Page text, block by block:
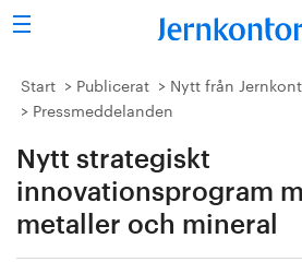
Sök
Stålindustrin
Forskning/utbildning
Start Publicerat
Nytt från
Pressmeddelanden
Nytt strategiskt
innovationsprogram
metaller och mineral